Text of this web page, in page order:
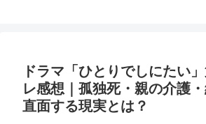
ドラマ「ひとりでしにたい
レ感想｜孤独死・親の介護
直面する現実とは？